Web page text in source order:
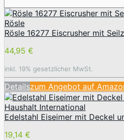
Rösle
Rösle 16277 Eiscrusher mit
44,95 €
inkl. 19% gesetzlicher MwSt.
Detailszum Angebot auf
Haushalt International
Edelstahl Eiseimer mit Deckel
19,14 €